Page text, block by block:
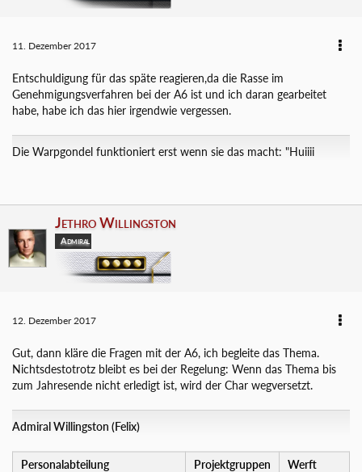
11. Dezember 2017
Entschuldigung für das späte reagieren,da die Rasse im
Genehmigungsverfahren bei der A6 ist und ich daran gearbeitet
habe, habe ich das hier irgendwie vergessen.
Die Warpgondel funktioniert erst wenn sie das macht: "Huiiii
Jethro Willingston
Admiral
12. Dezember 2017
Gut, dann kläre die Fragen mit der A6, ich begleite das Thema.
Nichtsdestotrotz bleibt es bei der Regelung: Wenn das Thema bis
zum Jahresende nicht erledigt ist, wird der Char wegversetzt.
Admiral Willingston (Felix)
Personalabteilung Projektgruppen
Werft